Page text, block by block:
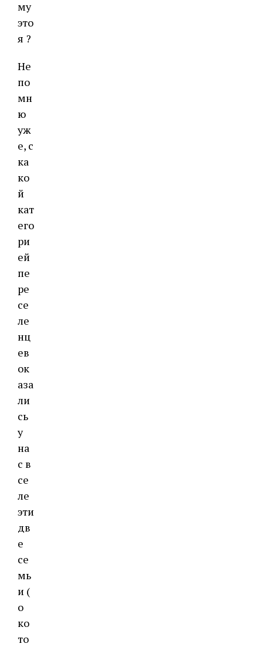
му
это
я ?
Не
по
мн
ю
уж
е, с
ка
ко
й
кат
его
ри
ей
пе
ре
се
ле
нц
ев
ок
аза
ли
сь
у
на
с в
се
ле
эти
дв
е
се
мь
и (
о
ко
то